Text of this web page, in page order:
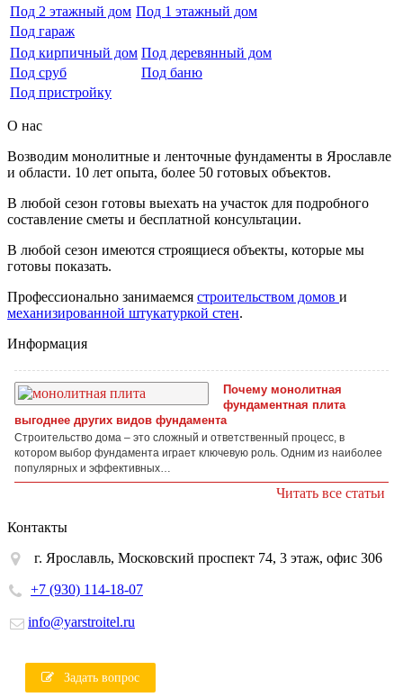
Под 2 этажный дом Под 1 этажный дом
Под гараж
Под кирпичный дом Под деревянный дом
Под сруб
Под баню
Под пристройку
О нас
Возводим монолитные и ленточные фундаменты в Ярославле
и области. 10 лет опыта, более 50 готовых объектов.
В любой сезон готовы выехать на участок для подробного
составление сметы и бесплатной консультации.
В любой сезон имеются строящиеся объекты, которые мы
готовы показать.
Профессионально занимаемся строительством домов и
механизированной штукатуркой стен.
Информация
Почему монолитная
фундаментная плита
выгоднее других видов фундамента
Строительство дома – это сложный и ответственный процесс, в
котором выбор фундамента играет ключевую роль. Одним из наиболее
популярных и эффективных…
Читать все статьи
Контакты
г. Ярославль, Московский проспект 74, 3 этаж, офис 306
+7 (930) 114-18-07
info@yarstroitel.ru
Задать вопрос